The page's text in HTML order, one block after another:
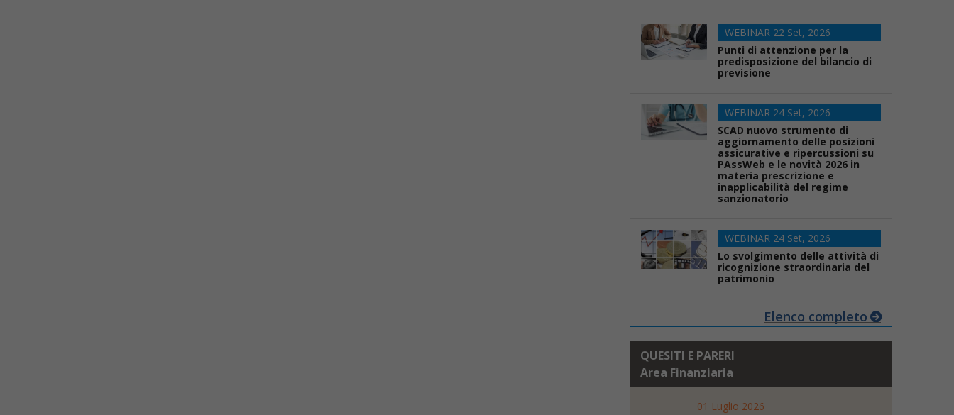
WEBINAR 22 Set, 2026
Punti di attenzione per la
predisposizione del bilancio di
previsione
WEBINAR 24 Set, 2026
SCAD nuovo strumento di
aggiornamento delle posizioni
assicurative e ripercussioni su
PAssWeb e le novità 2026 in
materia prescrizione e
inapplicabilità del regime
sanzionatorio
WEBINAR 24 Set, 2026
Lo svolgimento delle attività di
ricognizione straordinaria del
patrimonio
Elenco completo
QUESITI E PARERI
Area Finanziaria
01 Luglio 2026